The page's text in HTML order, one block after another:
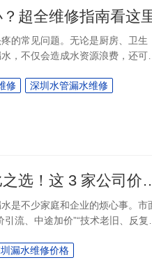
超全维修指南看这
的常见问题。无论是厨房、卫生
，不仅会造成水资源浪费，还可能
每个家庭来说都十分必要。接下
以及预防措施等多个方面，深入探
修
深圳水管漏水维修
深圳防水补漏性价比之
是不少家庭和企业的烦心事。市
流、中途加价”“技术老旧、反复维
司，供不同需求的用户参考。....
漏水维修价格